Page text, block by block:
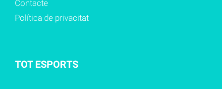
Contacte
Política de privacitat
TOT ESPORTS